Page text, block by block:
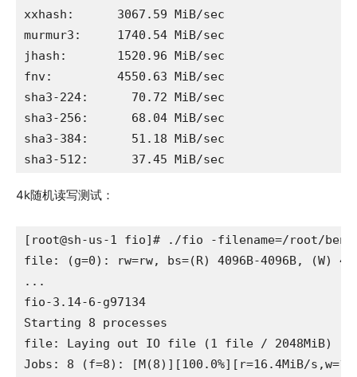
xxhash:      3067.59 MiB/sec
murmur3:     1740.54 MiB/sec
jhash:       1520.96 MiB/sec
fnv:         4550.63 MiB/sec
sha3-224:      70.72 MiB/sec
sha3-256:      68.04 MiB/sec
sha3-384:      51.18 MiB/sec
sha3-512:      37.45 MiB/sec
4k随机读写测试：
[root@sh-us-1 fio]# ./fio -filename=/root/
file: (g=0): rw=rw, bs=(R) 4096B-4096B, (W)
...
fio-3.14-6-g97134
Starting 8 processes
file: Laying out IO file (1 file / 2048MiB)
Jobs: 8 (f=8): [M(8)][100.0%][r=16.4MiB/